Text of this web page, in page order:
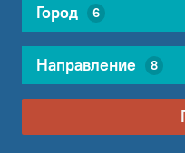
Город 6
Направление 8